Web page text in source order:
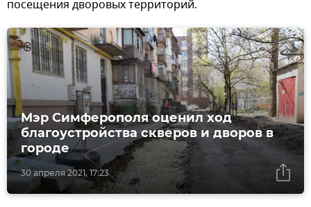
посещения дворовых территорий.
30 апреля 2021, 17:23
Мэр Симферополя оценил ход
благоустройства скверов и дворов в
городе